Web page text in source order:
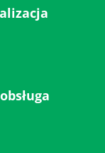
obsługa